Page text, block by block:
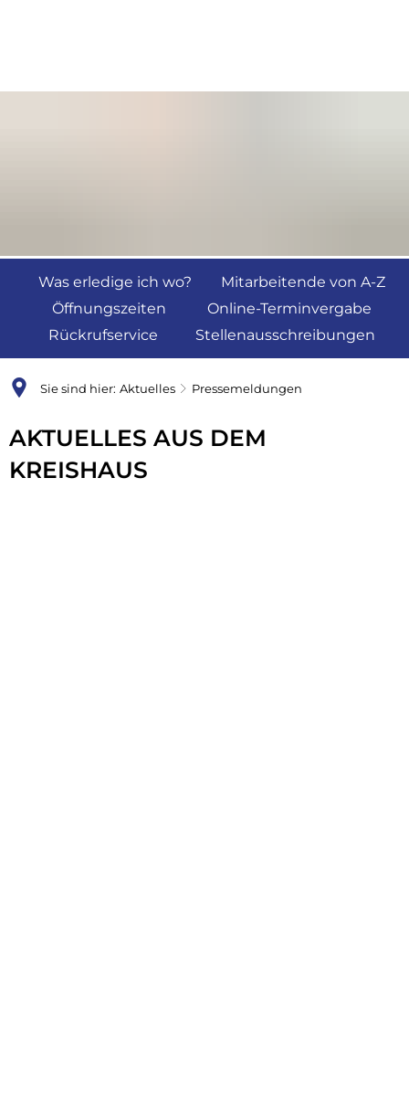
Was erledige ich wo?
Mitarbeitende von A-Z
Öffnungszeiten
Online-Terminvergabe
Rückrufservice
Stellenausschreibungen
Sie sind hier: Aktuelles Pressemeldungen
Pressemeldungen
AKTUELLES AUS DEM
KREISHAUS